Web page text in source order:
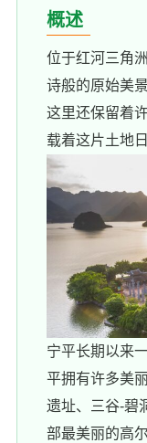
概述
位于红河三角
诗般的原始美
这里还保留着
载着这片土地
宁平长期以来
平拥有许多美
遗址、三谷-
部最美丽的高